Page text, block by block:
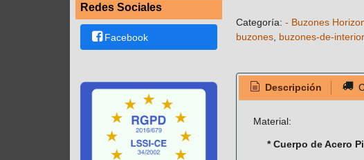
Redes Sociales
Facebook
Categoría: - Buzones
buzones buzones-de-interior
Descripción
Material:
* Cuerpo de Acero